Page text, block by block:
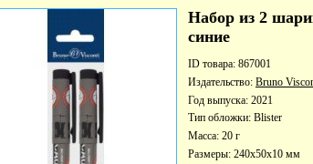
Набор из 2
синие
ID товара: 867001
Издательство: Bruno
Год выпуска: 2021
Тип обложки: Blister
Масса: 20 г
Размеры: 240x50x10 мм